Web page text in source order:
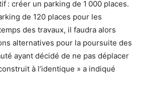
: créer un parking de 1 000 places.
de 120 places pour les
des travaux, il faudra alors
alternatives pour la poursuite des
ayant décidé de ne pas déplacer
à l’identique » a indiqué